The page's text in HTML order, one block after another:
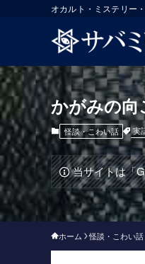
オカルト・ミステリー
かがみの向
怪談・こわい話 実
当サイトは「
ホーム 怪談・こわい話